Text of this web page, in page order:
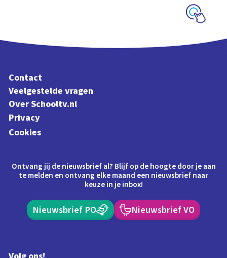
Contact
Veelgestelde vragen
Over Schooltv.nl
Privacy
Cookies
Ontvang jij de nieuwsbrief al? Blijf op de hoogte door je aan
te melden en ontvang elke maand een nieuwsbrief naar
keuze in je inbox!
Nieuwsbrief PO Nieuwsbrief VO